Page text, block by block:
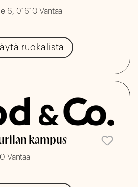
6, 01610 Vantaa
ruokalista
kampus
Vantaa